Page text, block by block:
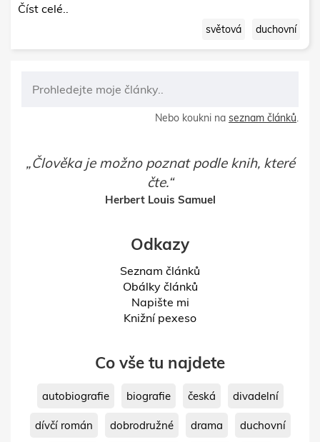
Číst celé..
světová duchovní
Nebo koukni na seznam článků
Člověka je možno poznat podle knih, které
čte.
Herbert Louis Samuel
Odkazy
Seznam článků
Obálky článků
Napište mi
Knižní pexeso
Co vše tu najdete
autobiografie biografie česká divadelní
dívčí román dobrodružné drama duchovní